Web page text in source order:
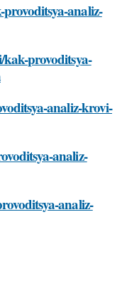
analiz-
kak-provoditsya-
analiz-krovi-
analiz-
analiz-